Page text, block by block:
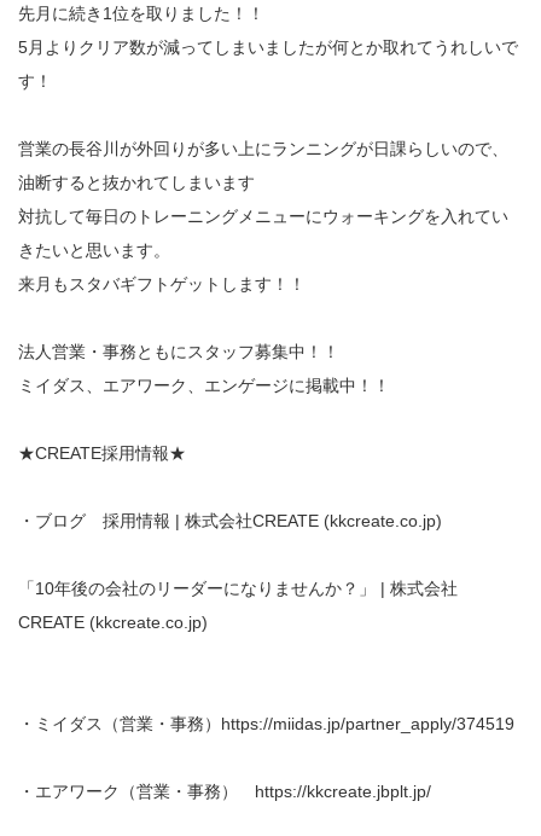
先月に続き1位を取りました！！
5月よりクリア数が減ってしまいましたが何とか取れてうれしいで
す！
営業の長谷川が外回りが多い上にランニングが日課らしいので、
油断すると抜かれてしまいます
対抗して毎日のトレーニングメニューにウォーキングを入れてい
きたいと思います。
来月もスタバギフトゲットします！！
法人営業・事務ともにスタッフ募集中！！
ミイダス、エアワーク、エンゲージに掲載中！！
★CREATE採用情報★
・ブログ 採用情報 | 株式会社CREATE (kkcreate.co.jp)
「10年後の会社のリーダーになりませんか？」 | 株式会社
CREATE (kkcreate.co.jp)
・ミイダス（営業・事務）https://miidas.jp/partner_apply/374519
・エアワーク（営業・事務） https://kkcreate.jbplt.jp/